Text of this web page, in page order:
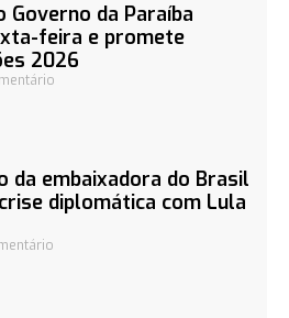
Governo da Paraíba
feira e promete
2026
da embaixadora do Brasil
diplomática com Lula